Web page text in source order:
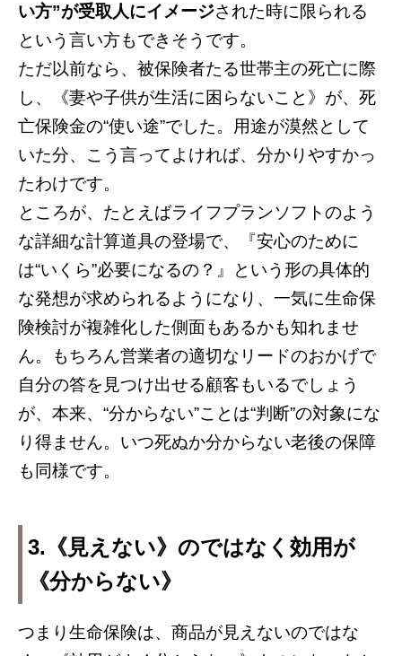
い方”が受取人にイメージされた時に限られる
という言い方もできそうです。
ただ以前なら、被保険者たる世帯主の死亡に際
し、《妻や子供が生活に困らないこと》が、死
亡保険金の“使い途”でした。用途が漠然として
いた分、こう言ってよければ、分かりやすかっ
たわけです。
ところが、たとえばライフプランソフトのよう
な詳細な計算道具の登場で、『安心のために
は“いくら”必要になるの？』という形の具体的
な発想が求められるようになり、一気に生命保
険検討が複雑化した側面もあるかも知れませ
ん。もちろん営業者の適切なリードのおかげで
自分の答を見つけ出せる顧客もいるでしょう
が、本来、“分からない”ことは“判断”の対象にな
り得ません。いつ死ぬか分からない老後の保障
も同様です。
3.《見えない》のではなく効用が
《分からない》
つまり生命保険は、商品が見えないのではな